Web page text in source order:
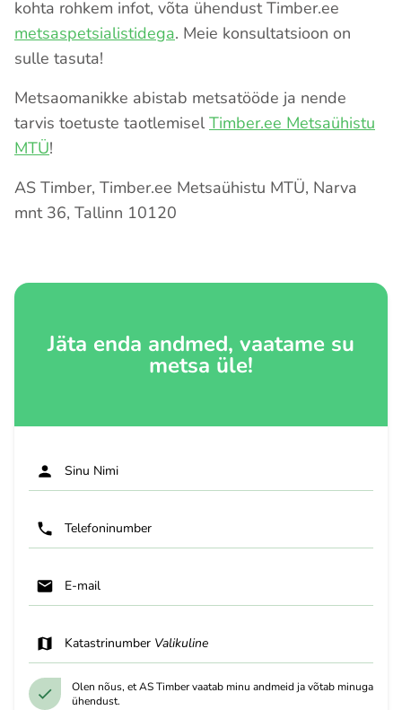
kohta rohkem infot, võta ühendust Timber.ee
metsaspetsialistidega. Meie konsultatsioon on
sulle tasuta!
Metsaomanikke abistab metsatööde ja nende
tarvis toetuste taotlemiselTimber.ee Metsaühistu
MTÜ!
AS Timber, Timber.ee Metsaühistu MTÜ, Narva
mnt 36, Tallinn 10120
Jäta enda andmed, vaatame su
metsa üle!
Sinu Nimi
Telefoninumber
E-mail
Katastrinumber Valikuline
Olen nõus, et AS Timber vaatab minu andmeid ja võtab minuga
ühendust.